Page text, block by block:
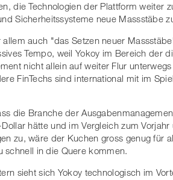
die Technologien der Plattform weiter
Sicherheitssysteme neue Massstäbe
auch "das Setzen neuer
Tempo, weil Yokoy im Bereich der
nicht allein auf weiter Flur
FinTechs sind international mit im
die Branche der
hätte und im Vergleich zum
zu, wäre der Kuchen gross genug für
schnell in die Quere kommen.
sieht sich Yokoy technologisch im